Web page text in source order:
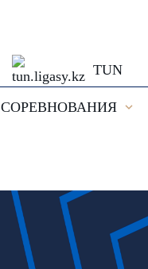
TUN
СОРЕВНОВАНИЯ